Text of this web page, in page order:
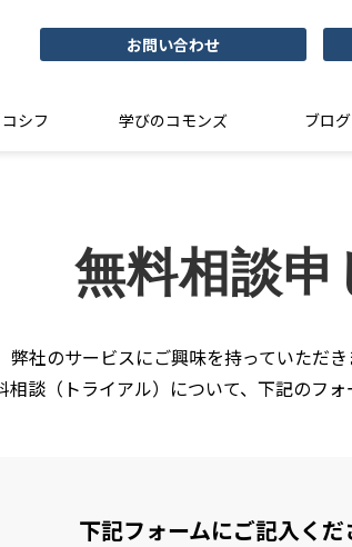
お問い合わせ
シフ 学びのコモンズ ブログ
無料相談申
弊社のサービスにご興味を持っていただ
相談（トライアル）について、下記のフォ
下記フォームにご記入くだ